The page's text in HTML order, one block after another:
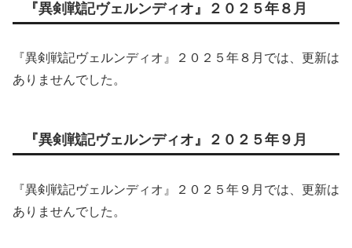
『異剣戦記ヴェルンディオ』２０２５年８月
『異剣戦記ヴェルンディオ』２０２５年８月では、更新は
ありませんでした。
『異剣戦記ヴェルンディオ』２０２５年９月
『異剣戦記ヴェルンディオ』２０２５年９月では、更新は
ありませんでした。